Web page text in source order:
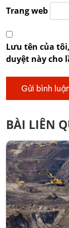
Trang web
Lưu tên của
duyệt này cho
BÀI LIÊN